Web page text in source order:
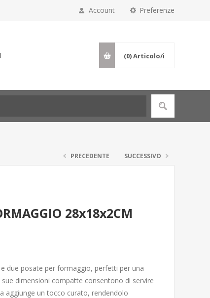
Preferenze
Account
(0)Articolo/i
PRECEDENTE SUCCESSIVO
28x18x2CM
due posate per formaggio, perfetti per una
dimensioni compatte consentono di servire
aggiunge un tocco curato, rendendolo